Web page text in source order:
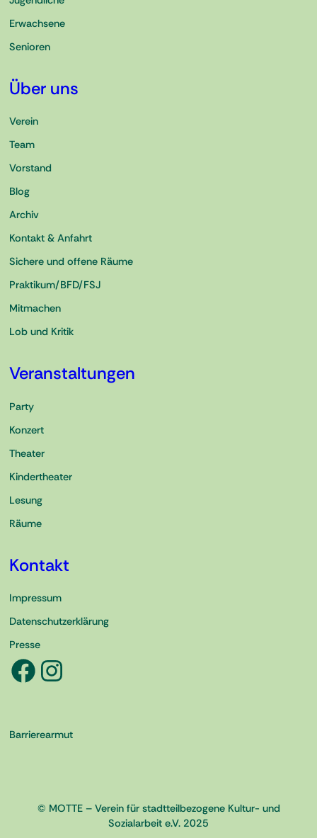
Erwachsene
Senioren
Über uns
Verein
Team
Vorstand
Blog
Archiv
Kontakt & Anfahrt
Sichere und offene Räume
Praktikum/BFD/FSJ
Mitmachen
Lob und Kritik
Veranstaltungen
Party
Konzert
Theater
Kindertheater
Lesung
Räume
Kontakt
Impressum
Datenschutzerklärung
Presse
Facebook Instagram
Barrierearmut
© MOTTE – Verein für stadtteilbezogene Kultur- und
Sozialarbeit e.V. 2025